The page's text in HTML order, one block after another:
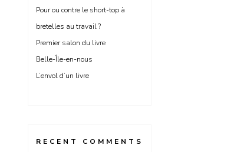
Pour ou contre le short-top à
bretelles au travail ?
Premier salon du livre
Belle-Île-en-nous
L’envol d’un livre
RECENT COMMENTS